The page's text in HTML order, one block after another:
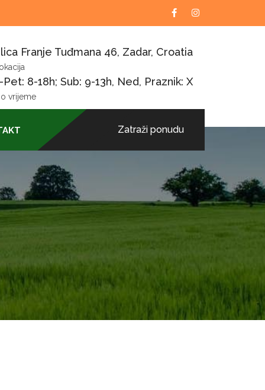
Franje Tuđmana 46, Zadar, Croatia
Pet: 8-18h; Sub: 9-13h, Ned, Praznik: X
vrijeme
Zatraži ponudu